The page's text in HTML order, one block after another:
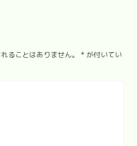
ることはありません。 * が付いてい